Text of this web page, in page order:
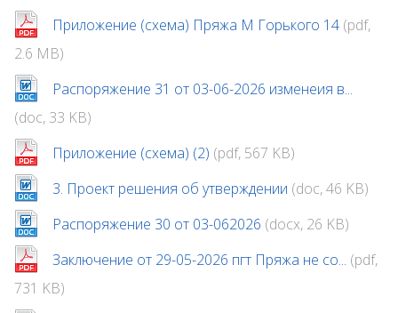
Приложение (схема) Пряжа М Горького 14 (pdf,
2.6 MB)
Распоряжение 31 от 03-06-2026 изменеия в...
(doc, 33 KB)
Приложение (схема) (2) (pdf, 567 KB)
3. Проект решения об утверждении (doc, 46 KB)
Распоряжение 30 от 03-062026 (docx, 26 KB)
Заключение от 29-05-2026 пгт Пряжа не со... (pdf,
731 KB)